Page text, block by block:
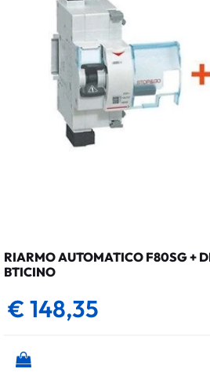
RIARMO AUTOMATICO F80SG +
BTICINO
€ 148,35
Quantità